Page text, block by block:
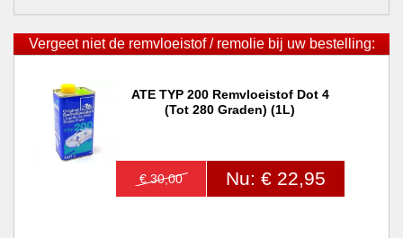
Vergeet niet de remvloeistof / remolie bij uw bestelling:
ATE TYP 200 Remvloeistof Dot 4
(tot 280 Graden) (1L)
€ 30,00 Nu: € 22,95